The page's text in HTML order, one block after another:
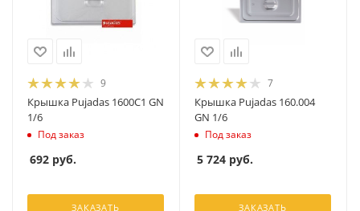
9
Крышка Pujadas 1600C1 GN
1/6
Под заказ
692 руб.
ЗАКАЗАТЬ
7
Крышка Pujadas 160.004
GN 1/6
Под заказ
5 724 руб.
ЗАКАЗАТЬ